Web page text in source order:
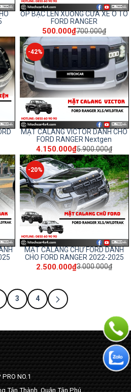
ỐP BẬC LÊN XUỐNG CỬA XE Ô TÔ
FORD RANGER
500.000₫700.000₫
-42%
MẶT CALANG VICTOR DÀNH CHO
FORD RANGER Nextgen
4.150.000₫5.900.000₫
-20%
MẶT CALANG CHỮ FORD DÀNH
CHO FORD RANGER 2022-2025
2.500.000₫3.000.000₫
3 4
NO.1
Tân Thành, Quận Tân Phú